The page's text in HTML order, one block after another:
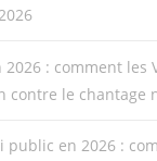
2026 : comment les
contre le chantage
public en 2026 :